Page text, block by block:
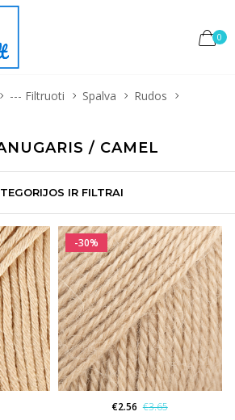
0
--- Filtruoti Spalva
Rudos
/ CAMEL
IR FILTRAI
-30%
€2.56 €3.65